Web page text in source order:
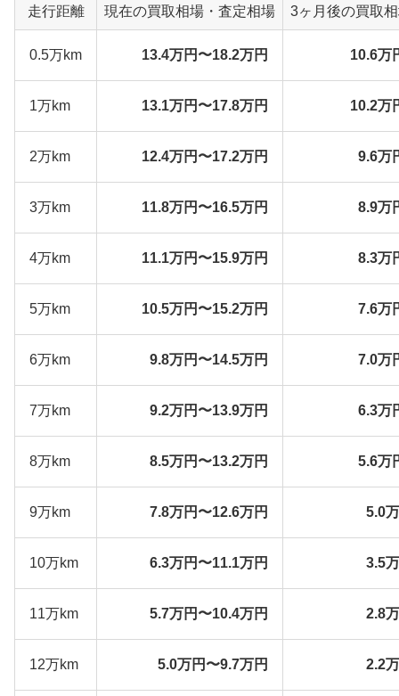
走行距離 現在の買取相場・査定相場 3ヶ月後の買取
0.5万km 13.4万円〜18.2万円 10.6万
1万km 13.1万円〜17.8万円 10.2万
2万km 12.4万円〜17.2万円 9.6万
3万km 11.8万円〜16.5万円 8.9万
4万km 11.1万円〜15.9万円 8.3万
5万km 10.5万円〜15.2万円 7.6万
6万km 9.8万円〜14.5万円 7.0万
7万km 9.2万円〜13.9万円 6.3万
8万km 8.5万円〜13.2万円 5.6万
9万km 7.8万円〜12.6万円 5.0
10万km 6.3万円〜11.1万円 3.5
11万km 5.7万円〜10.4万円 2.8
12万km 5.0万円〜9.7万円 2.2